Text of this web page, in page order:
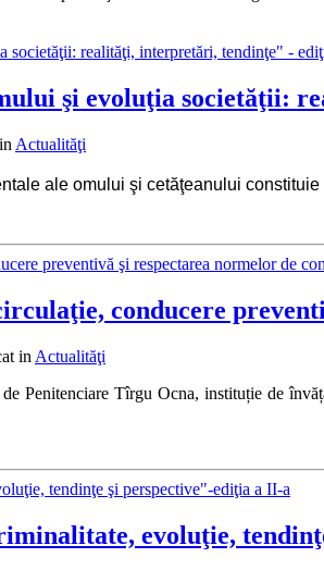
şi evoluţia societăţii:
Actualităţi
ale omului şi cetăţeanului
conducere
in Actualităţi
Penitenciare Tîrgu Ocna, instituție de
evoluţie,